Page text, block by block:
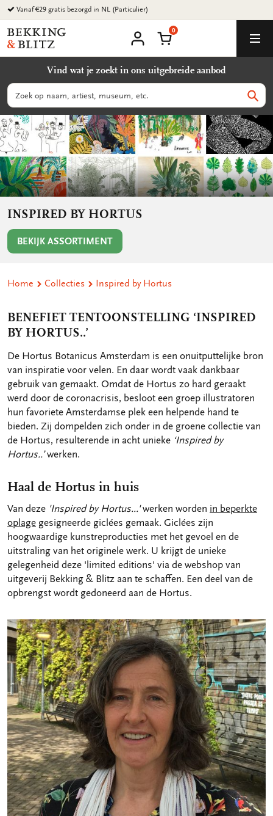
Ga
naar
content
Milieuvriendelijke producten
Bekking
&
B.V.
account
Winkelmand
0
Vind wat je zoekt in ons uitgebreide aanbod
Zoeken
INSPIRED BY HORTUS
BEKIJK ASSORTIMENT
Home Collecties Inspired by Hortus
BENEFIET TENTOONSTELLING ‘INSPIRED
BY HORTUS..’
De Hortus Botanicus Amsterdam is een onuitputtelijke bron
van inspiratie voor velen. En daar wordt vaak dankbaar
gebruik van gemaakt. Omdat de Hortus zo hard geraakt
werd door de coronacrisis, besloot een groep illustratoren
hun favoriete Amsterdamse plek een helpende hand te
bieden. Zij dompelden zich onder in de groene collectie van
de Hortus, resulterende in acht unieke ‘Inspired by
Hortus..’werken.
Haal de Hortus in huis
Van deze 'Inspired by Hortus...'werken worden in beperkte
oplage gesigneerde giclées gemaak. Giclées zijn
hoogwaardige kunstreproducties met het gevoel en de
uitstraling van het originele werk. U krijgt de unieke
gelegenheid deze 'limited editions' via de webshop van
uitgeverij Bekking & Blitz aan te schaffen. Een deel van de
opbrengst wordt gedoneerd aan de Hortus.